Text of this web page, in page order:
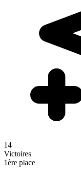
14
Victoires
1ère place